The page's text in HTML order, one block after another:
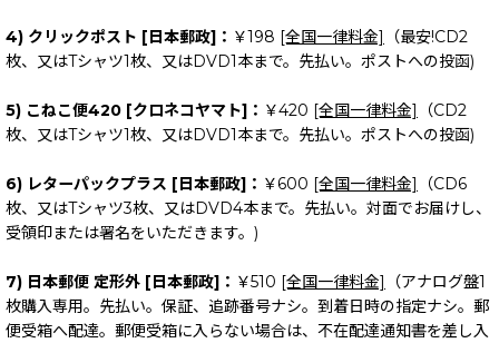
4) クリックポスト [日本郵政]： ￥198 [全国一律料金]
（最安!CD2
枚、又はTシャツ1枚、又はDVD1本まで。先払い。ポストへの投函)
5) こねこ便420 [クロネコヤマト]： ￥420 [全国一律料金]
（CD2
枚、又はTシャツ1枚、又はDVD1本まで。先払い。ポストへの投函)
6) レターパックプラス [日本郵政]： ￥600 [全国一律料金]
（CD6
枚、又はTシャツ3枚、又はDVD4本まで。先払い。対面でお届けし、
受領印または署名をいただきます。)
7) 日本郵便 定形外 [日本郵政]： ￥510 [全国一律料金]
（アナログ盤1
枚購入専用。先払い。保証、追跡番号ナシ。到着日時の指定ナシ。郵
便受箱へ配達。郵便受箱に入らない場合は、不在配達通知書を差し入